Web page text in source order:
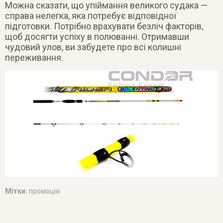
Можна сказати, що упіймання великого судака —
справа нелегка, яка потребує відповідної
підготовки. Потрібно врахувати безліч факторів,
щоб досягти успіху в полюванні. Отримавши
чудовий улов, ви забудете про всі колишні
переживання.
Мітки: промоція